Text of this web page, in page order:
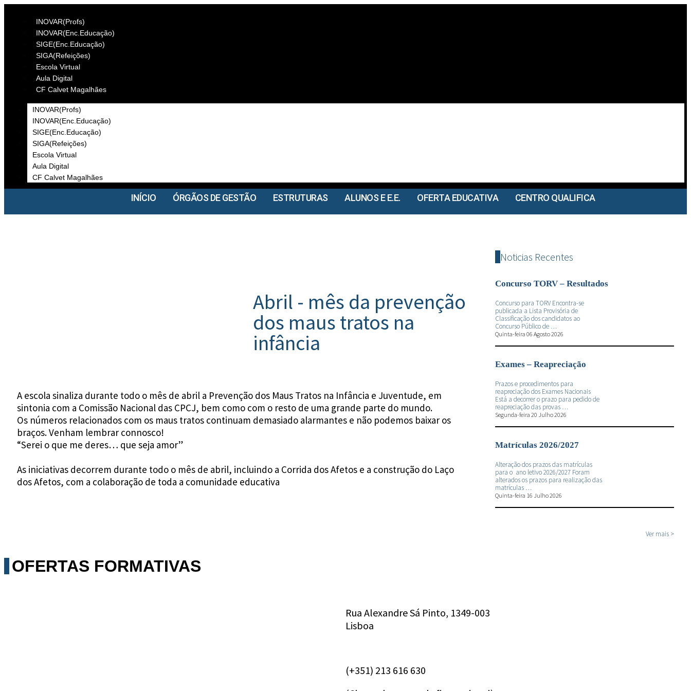
INOVAR(Profs)
INOVAR(Enc.Educação)
SIGE(Enc.Educação)
SIGA(Refeições)
Escola Virtual
Aula Digital
CF Calvet Magalhães
INOVAR(Profs)
INOVAR(Enc.Educação)
SIGE(Enc.Educação)
SIGA(Refeições)
Escola Virtual
Aula Digital
CF Calvet Magalhães
INÍCIO ÓRGÃOS DE GESTÃO ESTRUTURAS ALUNOS E E.E. OFERTA EDUCATIVA CENTRO QUALIFICA
Abril - mês da prevenção
dos maus tratos na
infância
A escola sinaliza durante todo o mês de abril a Prevenção dos Maus Tratos na Infância e Juventude, em
sintonia com a Comissão Nacional das CPCJ, bem como com o resto de uma grande parte do mundo.
Os números relacionados com os maus tratos continuam demasiado alarmantes e não podemos baixar os
braços. Venham lembrar connosco!
“Serei o que me deres… que seja amor”
As iniciativas decorrem durante todo o mês de abril, incluindo a Corrida dos Afetos e a construção do Laço
dos Afetos, com a colaboração de toda a comunidade educativa
Noticias Recentes
Concurso TORV – Resultados
Concurso para TORV Encontra-se
publicada a Lista Provisória de
Classificação dos candidatos ao
Concurso Público de …
Quinta-feira 06 Agosto 2026
Exames – Reapreciação
Prazos e procedimentos para
reapreciação dos Exames Nacionais
Está a decorrer o prazo para pedido de
reapreciação das provas …
Segunda-feira 20 Julho 2026
Matrículas 2026/2027
Alteração dos prazos das matrículas
para o ano letivo 2026/2027 Foram
alterados os prazos para realização das
matrículas …
Quinta-feira 16 Julho 2026
Ver mais >
OFERTAS FORMATIVAS
Rua Alexandre Sá Pinto, 1349-003
Lisboa
(+351) 213 616 630